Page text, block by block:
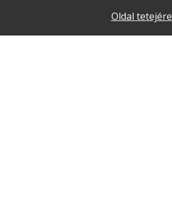
Oldal tetejére